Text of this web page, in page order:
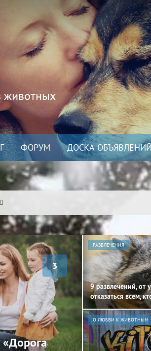
животных
ФОРУМ ДОСКА ОБЪЯВЛЕНИЙ
3
«Дорога
РАЗВЛЕЧЕНИЯ
9 развлечений, от
отказаться всем,
О ЛЮБВИ К ЖИВОТНЫМ